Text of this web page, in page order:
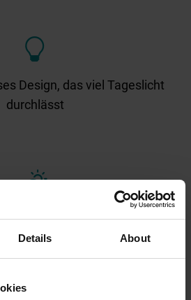
Details About
Design, das viel Tageslicht
durchlässt
Regen und Sonneneinstrahlung